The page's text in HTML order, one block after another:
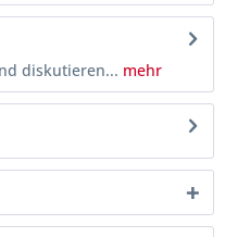
diskutieren... mehr